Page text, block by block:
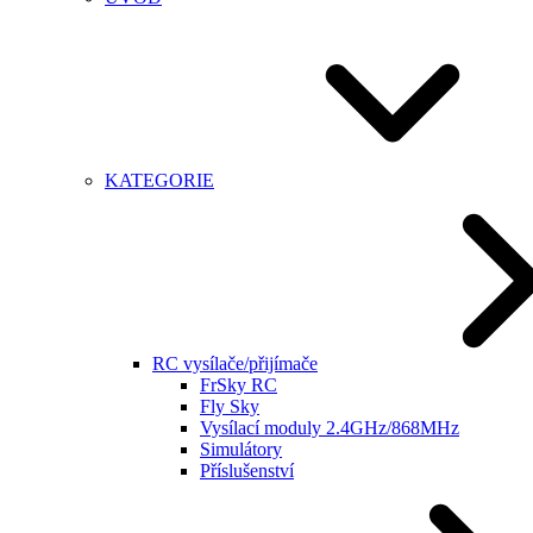
KATEGORIE
RC vysílače/přijímače
FrSky RC
Fly Sky
Vysílací moduly 2.4GHz/868MHz
Simulátory
Příslušenství